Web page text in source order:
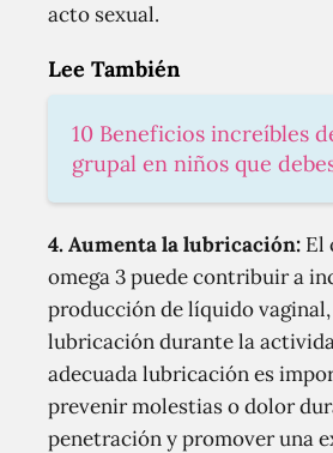
acto sexual.
Lee También
10 Beneficios increíbles
grupal en niños que
4. Aumenta la lubricación: El
omega 3 puede contribuir a
producción de líquido
lubricación durante la
adecuada lubricación es
prevenir molestias o dolor
penetración y promover una